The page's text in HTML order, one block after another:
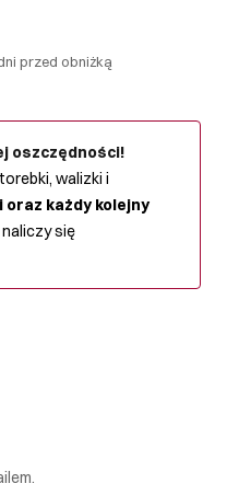
przed obniżką
oszczędności!
walizki i
oraz każdy kolejny
naliczy się